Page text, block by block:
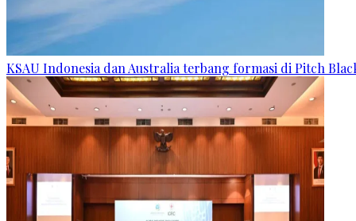
KSAU Indonesia dan Australia terbang formasi di Pitch